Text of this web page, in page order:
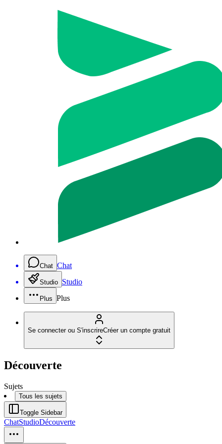
Chat Chat
Studio Studio
Plus Plus
Se connecter ou S'inscrireCréer un compte gratuit
Découverte
Sujets
Tous les sujets
Toggle Sidebar
ChatStudioDécouverte